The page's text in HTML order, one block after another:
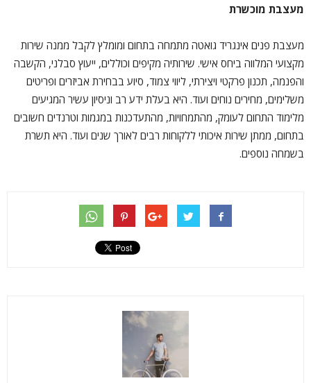
מעצבת מוכשרת
מעצבת פנים אינגריד גואטה מתמחה בתחום ומומלץ לקבל ממנה שירות
מקצועי המלווה ביחס אישי. שירותיה מקיפים וכוללים, ייעוץ סבלני, הקשבה
והפנמה, תכנון פרקטי ויצירתי, ליווי צמוד, סיוע בבחירת אביזרים ופריטים
משלימים, מחירים נוחים ועוד. היא בעלת ידע רב וניסיון עשיר המגיעים
מלימוד התחום לעומק, מהתמחויות, מהתעדכנות במגמות וטרנדים חשובים
בתחום, ממתן שירות איכותי ללקוחות רבים לאורך שנים ועוד. היא תשרת
בשמחה נוספים.